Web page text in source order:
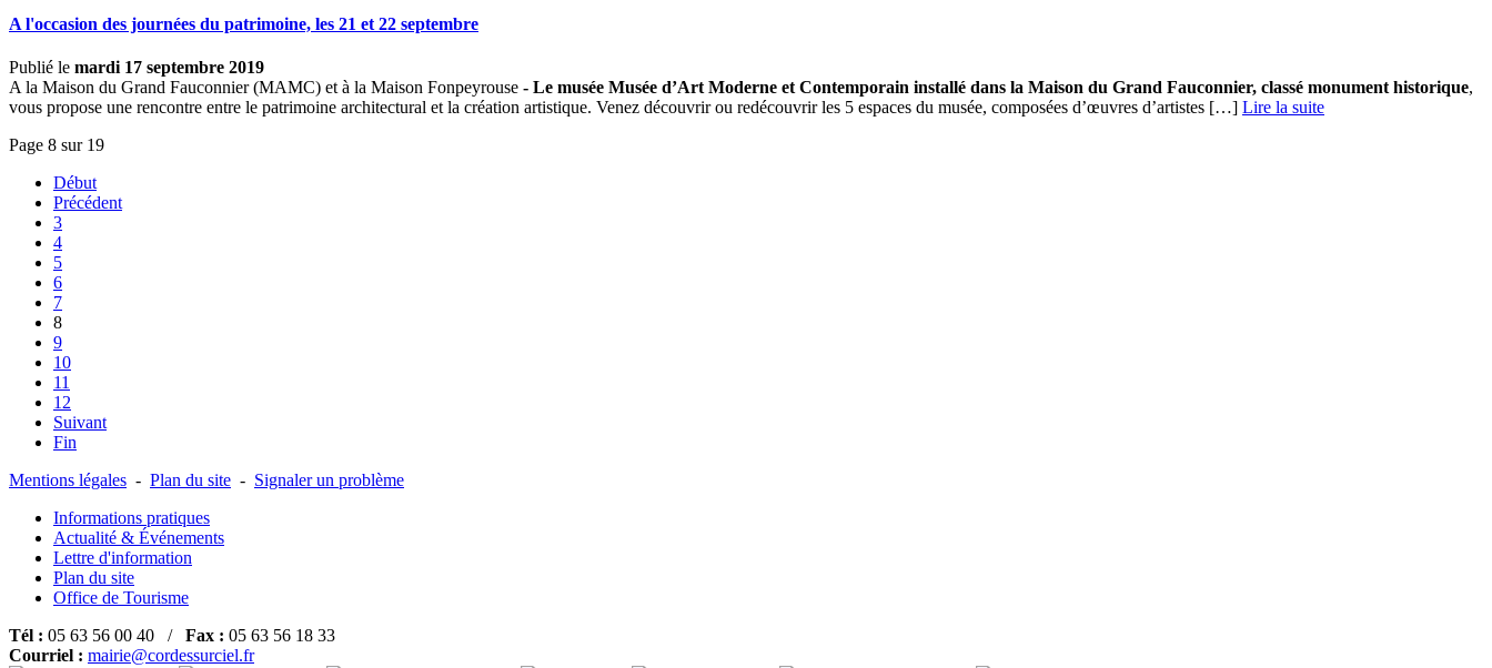
A l'occasion des journées du patrimoine, les 21 et 22 septembre
Publié le mardi 17 septembre 2019
A la Maison du Grand Fauconnier (MAMC) et à la Maison Fonpeyrouse - Le musée Musée d’Art Moderne et Contemporain installé dans la Maison du Grand Fauconnier, classé monument historique,
vous propose une rencontre entre le patrimoine architectural et la création artistique. Venez découvrir ou redécouvrir les 5 espaces du musée, composées d’œuvres d’artistes […] ­ Lire la suite
Page 8 sur 19
Début
Précédent
3
4
5
6
7
8
9
10
11
12
Suivant
Fin
Mentions légales - Plan du site - Signaler un problème
Informations pratiques
Actualité & Événements
Lettre d'information
Plan du site
Office de Tourisme
Tél : 05 63 56 00 40 / Fax : 05 63 56 18 33
Courriel : mairie@cordessurciel.fr